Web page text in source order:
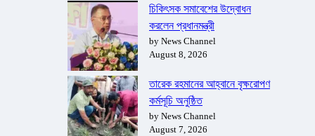
চিকিৎসক সমাবেশের উদ্বোধন
করলেন প্রধানমন্ত্রী
by News Channel
August 8, 2026
তারেক রহমানের আহ্বানে বৃক্ষরোপণ
কর্মসূচি অনুষ্ঠিত
by News Channel
August 7, 2026